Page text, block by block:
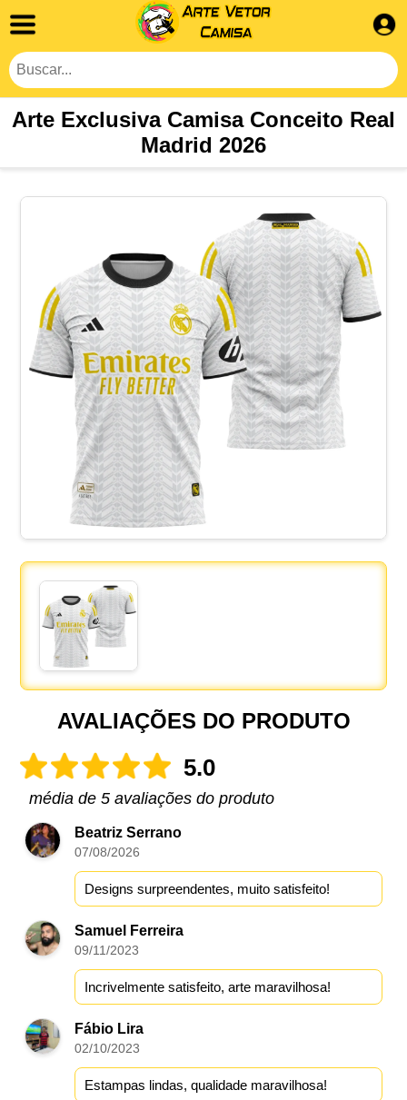
Arte Exclusiva Camisa Conceito Real
Madrid 2026
AVALIAÇÕES DO PRODUTO
5.0
média de 5 avaliações do produto
Beatriz Serrano
07/08/2026
Designs surpreendentes, muito satisfeito!
Samuel Ferreira
09/11/2023
Incrivelmente satisfeito, arte maravilhosa!
Fábio Lira
02/10/2023
Estampas lindas, qualidade maravilhosa!